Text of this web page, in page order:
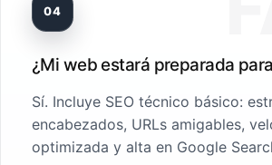
04
¿Mi web estará preparada
Sí. Incluye SEO técnico básico:
encabezados, URLs amigables,
optimizada y alta en Google